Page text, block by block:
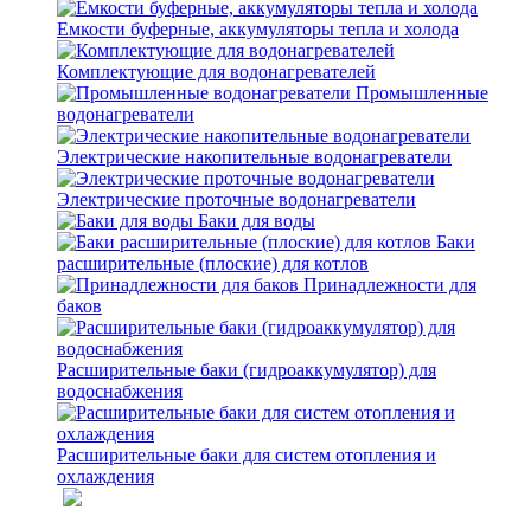
Емкости буферные, аккумуляторы тепла и холода
Комплектующие для водонагревателей
Промышленные
водонагреватели
Электрические накопительные водонагреватели
Электрические проточные водонагреватели
Баки для воды
Баки
расширительные (плоские) для котлов
Принадлежности для
баков
Расширительные баки (гидроаккумулятор) для
водоснабжения
Расширительные баки для систем отопления и
охлаждения